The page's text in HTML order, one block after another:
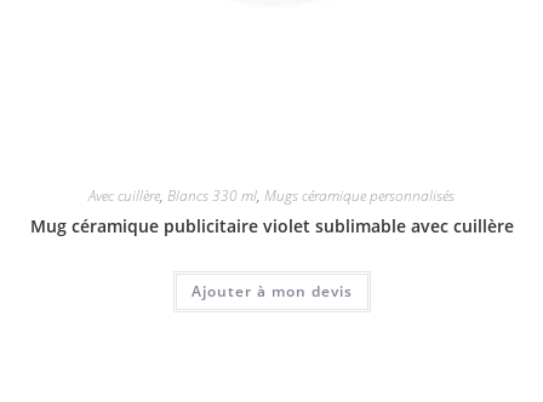
Avec cuillère, Blancs 330 ml, Mugs céramique personnalisés
Mug céramique publicitaire violet sublimable avec cuillère
Ajouter à mon devis